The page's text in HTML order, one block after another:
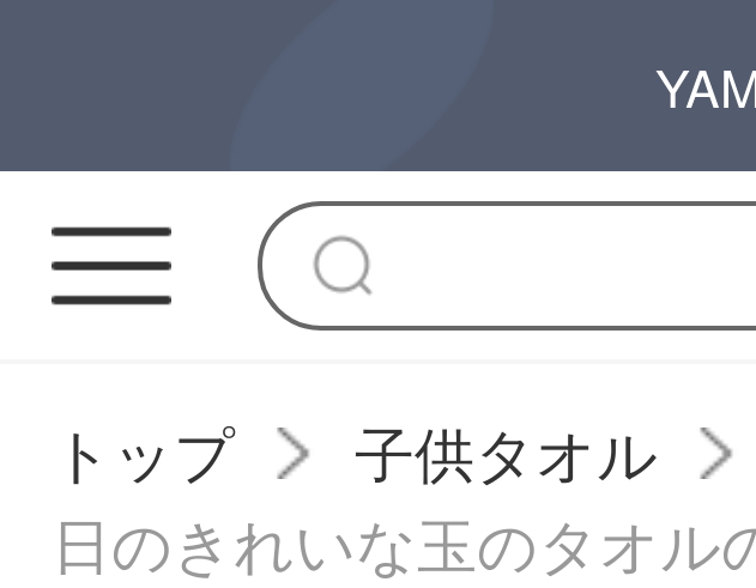
トップ
子供タオル
日のきれいな玉のタオ